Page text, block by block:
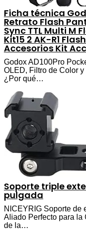
Ficha técnica
Retrato Flash
Sync TTL Multi M
Kit15 2 AK-R1
Accesorios Kit
Godox AD100Pro
OLED, Filtro de Color
¿Por qué…
Soporte triple
pulgada
NICEYRIG Soporte de
Aliado Perfecto para la
de la…